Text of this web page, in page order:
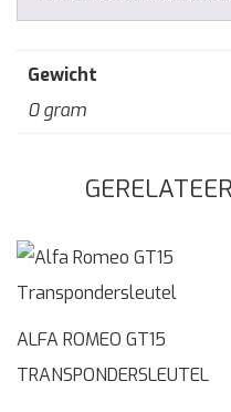
Gewicht
0 gram
ALFA ROMEO GT15
TRANSPONDERSLEUTEL